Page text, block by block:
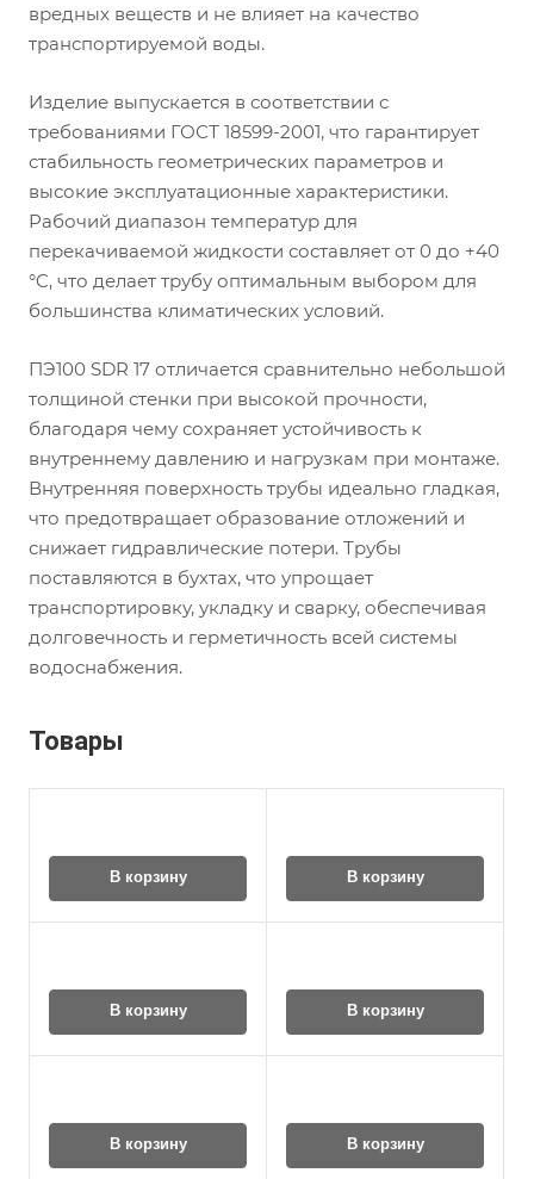
вредных веществ и не влияет на качество
транспортируемой воды.
Изделие выпускается в соответствии с
требованиями ГОСТ 18599-2001, что гарантирует
стабильность геометрических параметров и
высокие эксплуатационные характеристики.
Рабочий диапазон температур для
перекачиваемой жидкости составляет от 0 до +40
°C, что делает трубу оптимальным выбором для
большинства климатических условий.
ПЭ100 SDR 17 отличается сравнительно небольшой
толщиной стенки при высокой прочности,
благодаря чему сохраняет устойчивость к
внутреннему давлению и нагрузкам при монтаже.
Внутренняя поверхность трубы идеально гладкая,
что предотвращает образование отложений и
снижает гидравлические потери. Трубы
поставляются в бухтах, что упрощает
транспортировку, укладку и сварку, обеспечивая
долговечность и герметичность всей системы
водоснабжения.
Товары
В корзину В корзину
В корзину В корзину
В корзину В корзину